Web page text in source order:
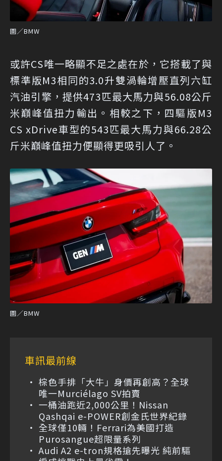
圖／BMW
或許CS唯一略顯不足之處在於，它搭載了與
標準版M3相同的3.0升雙渦輪增壓直列六缸
汽油引擎，提供473匹最大馬力與56.08公斤
米巔峰值扭力輸出。相較之下，四驅版M3
CS xDrive車型的543匹最大馬力與66.28公
斤米巔峰值扭力便顯得更吸引人了。
圖／BMW
車訊最前線
棕色手排「大牛」身價再創高？全球
唯一Murciélago SV拍賣
一桶油跑近2,000公里！Nissan
Qashqai e-POWER創金氏世界紀錄
全球僅10輛！Ferrari為美國打造
Purosangue超限量系列
Audi A2 e-tron規格搶先曝光 純前驅